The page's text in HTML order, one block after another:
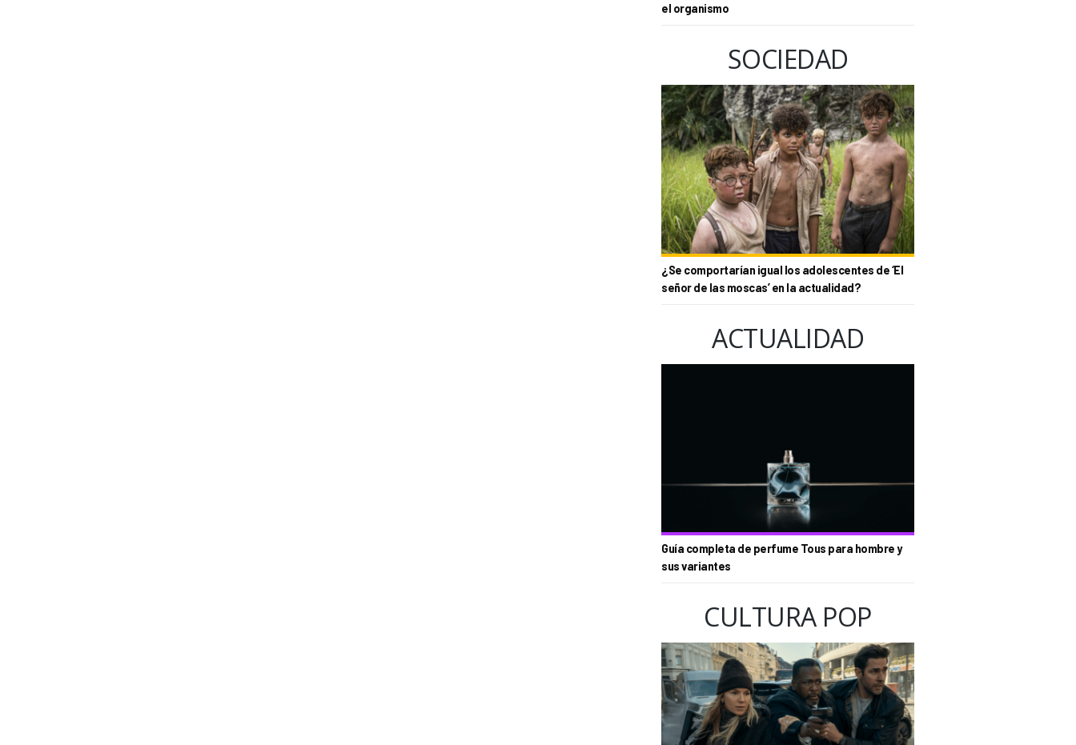
el organismo
SOCIEDAD
¿Se comportarían igual los adolescentes de ‘El
señor de las moscas’ en la actualidad?
ACTUALIDAD
Guía completa de perfume Tous para hombre y
sus variantes
CULTURA POP